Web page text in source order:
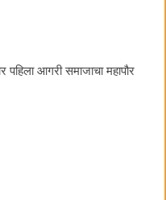
पहिला आगरी समाजाचा महापौर